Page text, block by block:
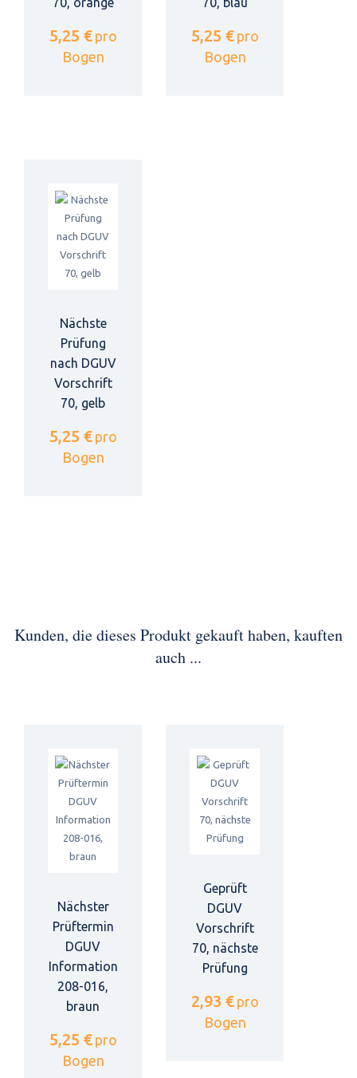
5,25 € pro
Bogen
5,25 € pro
Bogen
Nächste
Prüfung
nach DGUV
Vorschrift
70, gelb
5,25 € pro
Bogen
Kunden, die dieses Produkt gekauft haben, kauften
auch ...
Nächster
Prüftermin
DGUV
Information
208-016,
braun
5,25 € pro
Bogen
Geprüft
DGUV
Vorschrift
70, nächste
Prüfung
2,93 € pro
Bogen